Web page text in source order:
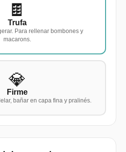
🍫
Trufa
Para rellenar bombones y
macarons.
💎
Firme
bañar en capa fina y pralinés.